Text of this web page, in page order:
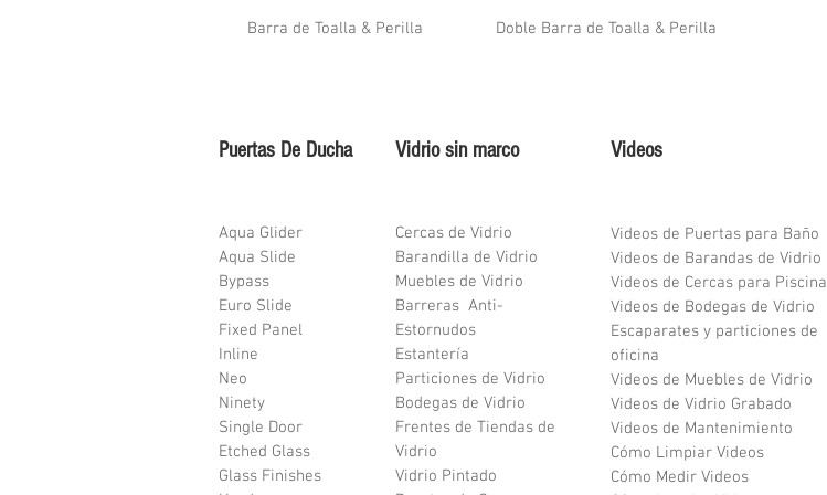
Barra de Toalla & Perilla Doble Barra de Toalla & Perilla
Puertas De Ducha Vidrio sin marco Videos
Aqua Glider
Aqua Slide
Bypass
Euro Slide
Fixed Panel
Inline
Neo
Ninety
Single Door
Etched Glass
Glass Finishes
Cercas de Vidrio
Barandilla de Vidrio
Muebles de Vidrio
Barreras Anti-
Estornudos
Estantería
Particiones de Vidrio
Bodegas de Vidrio
Frentes de Tiendas de
Vidrio
Vidrio Pintado
Videos de Puertas para Baño
Videos de Barandas de Vidrio
Videos de Cercas para Piscina
Videos de Bodegas de Vidrio
Escaparates y particiones de
oficina
Videos de Muebles de Vidrio
Videos de Vidrio Grabado
Videos de Mantenimiento
Cómo Limpiar Videos
Cómo Medir Videos